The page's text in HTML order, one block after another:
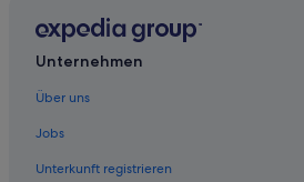
Flüge von Manama (BAH) nach Wien (VIE)
Unternehmen
Über uns
Jobs
Unterkunft registrieren